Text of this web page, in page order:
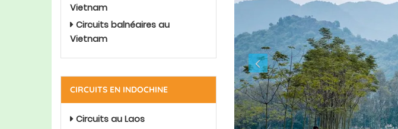
Vietnam
Circuits balnéaires au
Vietnam
CIRCUITS EN INDOCHINE
Circuits au Laos